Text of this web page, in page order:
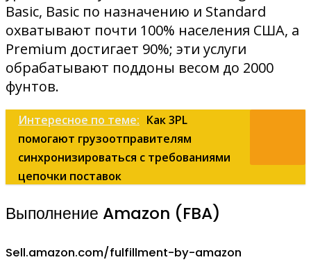
Basic, Basic по назначению и Standard
охватывают почти 100% населения США, а
Premium достигает 90%; эти услуги
обрабатывают поддоны весом до 2000
фунтов.
Интересное по теме: Как 3PL
помогают грузоотправителям
синхронизироваться с требованиями
цепочки поставок
Выполнение Amazon (FBA)
Sell.amazon.com/fulfillment-by-amazon